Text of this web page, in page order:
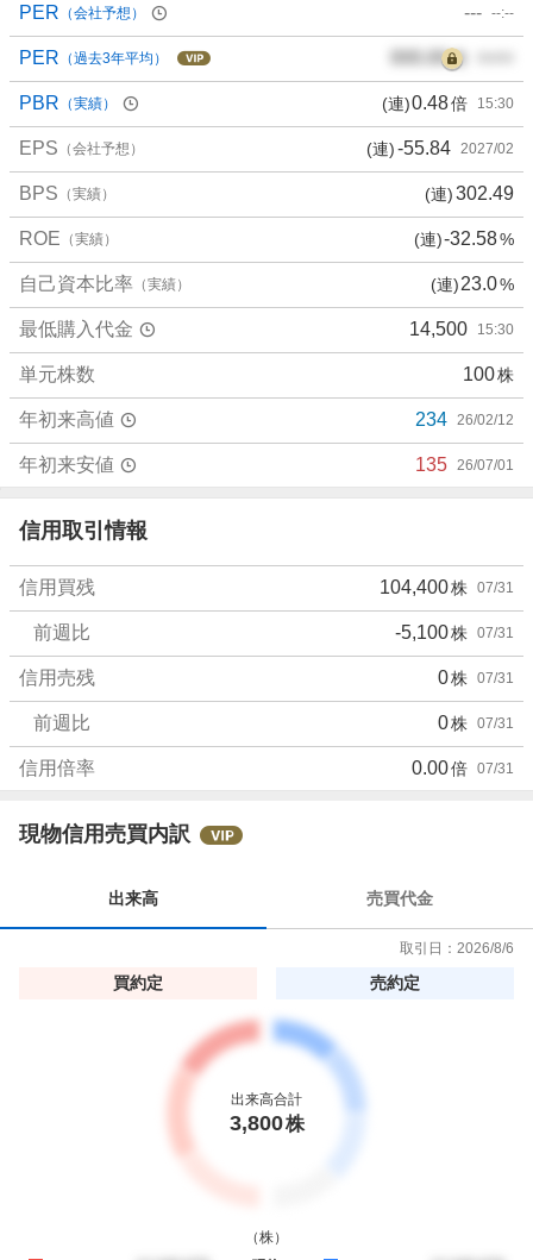
PER （会社予想） --- --:--
PER （過去3年平均） 000.00倍
PBR （実績） (連)0.48倍 15:30
EPS （会社予想） (連)-55.84 2027/02
BPS （実績） (連)302.49
ROE （実績） (連)-32.58%
自己資本比率 （実績） (連)23.0%
最低購入代金 14,500 15:30
単元株数 100株
年初来高値 234 26/02/12
年初来安値 135 26/07/01
信用取引情報
信用買残 104,400株 07/31
前週比 -5,100株 07/31
信用売残 0株 07/31
前週比 0株 07/31
信用倍率 0.00倍 07/31
現物信用売買内訳
出来高 売買代金
取引日： 2026/8/6
買約定 売約定
出来高合計
3,800株
（株）